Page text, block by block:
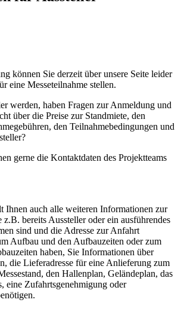
können Sie derzeit über unsere Seite leider
eine Messeteilnahme stellen.
werden, haben Fragen zur Anmeldung und
über die Preise zur Standmiete, den
den Teilnahmebedingungen und
gerne die Kontaktdaten des Projektteams
Ihnen auch alle weiteren Informationen zur
bereits Aussteller oder ein ausführendes
sind und die Adresse zur Anfahrt
Aufbau und den Aufbauzeiten oder zum
haben, Sie Informationen über
die Lieferadresse für eine Anlieferung zum
den Hallenplan, Geländeplan, das
eine Zufahrtsgenehmigung oder